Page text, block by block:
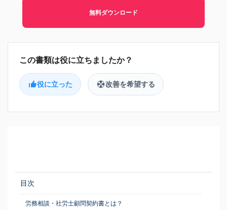
無料ダウンロード
役に立った 改善を希望する
目次
労務相談・社労士顧問契約書とは？